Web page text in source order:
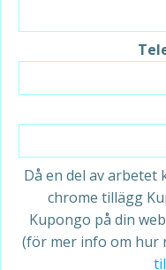
Då en del av
chrome tillägg
Kupongo på din
(för mer info om hur